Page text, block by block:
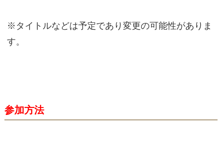
※タイトルなどは予定であり変更の可能性がありま
す。
参加方法